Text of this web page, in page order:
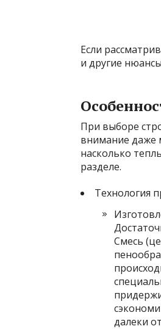
Если
и другие
При выборе
внимание даже
насколько
разделе.
Технология
Смесь
далеки